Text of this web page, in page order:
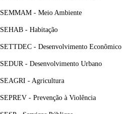
SEMMAM - Meio Ambiente
SEHAB - Habitação
SETTDEC - Desenvolvimento Econômico
SEDUR - Desenvolvimento Urbano
SEAGRI - Agricultura
SEPREV - Prevenção à Violência